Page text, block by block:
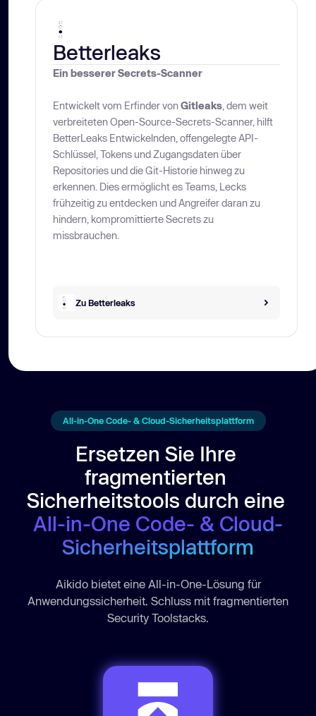
Betterleaks
Ein besserer Secrets-Scanner
Entwickelt vom Erfinder vonGitleaks, dem weit
verbreiteten Open-Source-Secrets-Scanner, hilft
BetterLeaks Entwickelnden, offengelegte API-
Schlüssel, Tokens und Zugangsdaten über
Repositories und die Git-Historie hinweg zu
erkennen. Dies ermöglicht es Teams, Lecks
frühzeitig zu entdecken und Angreifer daran zu
hindern, kompromittierte Secrets zu
missbrauchen.
Zu Betterleaks
All-in-One Code- & Cloud-Sicherheitsplattform
Ersetzen Sie Ihre
fragmentierten
All-in-One Code- & Cloud-
Sicherheitsplattform
Aikido bietet eine All-in-One-Lösung für
Anwendungssicherheit. Schluss mit fragmentierten
Security Toolstacks.